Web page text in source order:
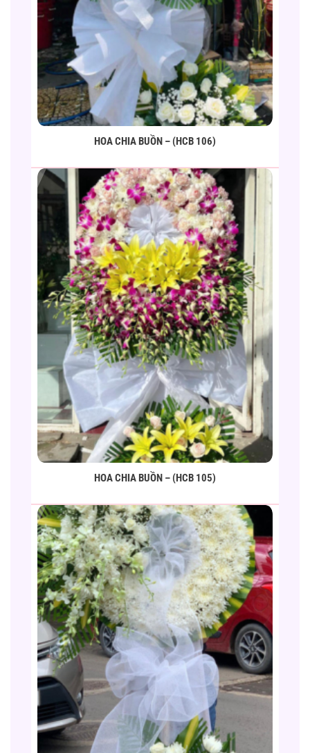
HOA CHIA BUỒN – (HCB 106)
HOA CHIA BUỒN – (HCB 105)